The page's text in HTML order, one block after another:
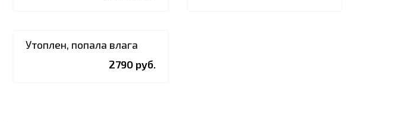
Утоплен, попала влага
2790 руб.